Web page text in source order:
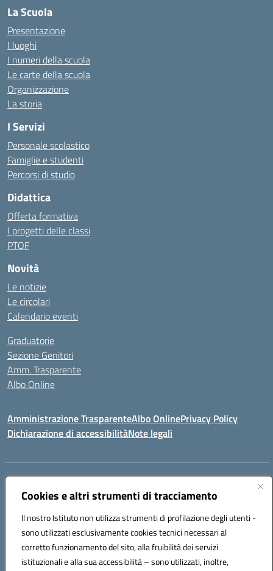
Cookies e altri strumenti di tracciamento
Il nostro Istituto non utilizza strumenti di profilazione degli utenti -
sono utilizzati esclusivamente cookies tecnici necessari al
corretto funzionamento del sito, alla fruibilità dei servizi
istituzionali e alla sua accessibilità – sono utilizzati, inoltre,
La Scuola
Presentazione
I luoghi
I numeri della scuola
Le carte della scuola
Organizzazione
La storia
I Servizi
Personale scolastico
Famiglie e studenti
Percorsi di studio
Didattica
Offerta formativa
I progetti delle classi
PTOF
Novità
Le notizie
Le circolari
Calendario eventi
Graduatorie
Sezione Genitori
Amm. Trasparente
Albo Online
Amministrazione TrasparenteAlbo OnlinePrivacy Policy
Dichiarazione di accessibilitàNote legali
Indirizzo:
Centralino:0823/718125 Email:bnic839008@istruzione.it
Codice fiscale: 92029030621
Codice meccanografico:
BNIC839008
Codice unico di fatturazione (CUF): UFSWAV